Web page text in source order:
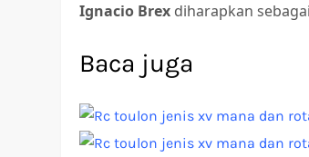
Ignacio Brex diharapkan
Baca juga